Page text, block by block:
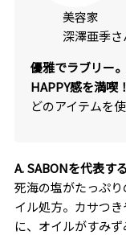
美容家
深澤亜季さ
優雅でラブリー
HAPPY感を満喫！
どのアイテムを
感が体験できる
りと保湿された
A. SABONを代表す
死海の塩がたっぷ
イル処方。カサつ
に、オイルがすみ